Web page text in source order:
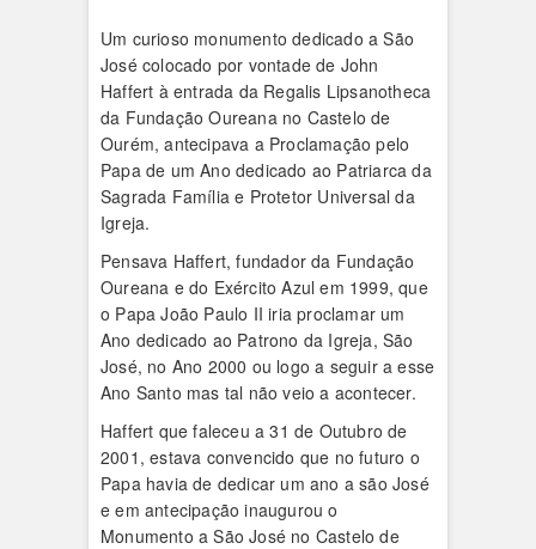
Um curioso monumento dedicado a São
José colocado por vontade de John
Haffert à entrada da Regalis Lipsanotheca
da Fundação Oureana no Castelo de
Ourém, antecipava a Proclamação pelo
Papa de um Ano dedicado ao Patriarca da
Sagrada Família e Protetor Universal da
Igreja.
Pensava Haffert, fundador da Fundação
Oureana e do Exército Azul em 1999, que
o Papa João Paulo II iria proclamar um
Ano dedicado ao Patrono da Igreja, São
José, no Ano 2000 ou logo a seguir a esse
Ano Santo mas tal não veio a acontecer.
Haffert que faleceu a 31 de Outubro de
2001, estava convencido que no futuro o
Papa havia de dedicar um ano a são José
e em antecipação inaugurou o
Monumento a São José no Castelo de